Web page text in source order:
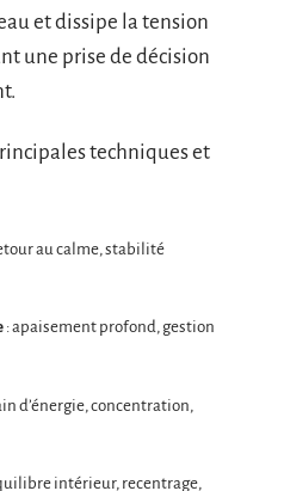
et dissipe la tension
une prise de décision
techniques et
au calme, stabilité
: apaisement profond, gestion
d’énergie, concentration,
intérieur, recentrage,